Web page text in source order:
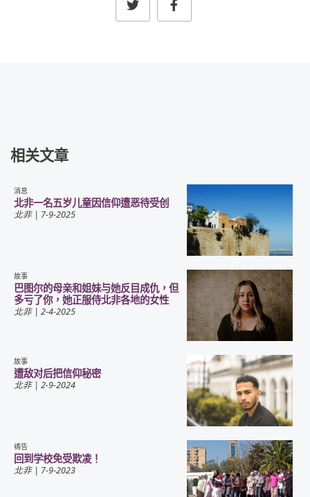
相关文章
消息
北非一名五岁儿童因信仰遭恶待受创
北非| 7-9-2025
故事
巴图尔的母亲和姐妹与她反目成仇，但
多亏了你，她正服侍北非各地的女性
北非| 2-4-2025
故事
遭敌对后把信仰秘密
北非| 2-9-2024
祷告
回到学校免受欺凌！
北非| 7-9-2023